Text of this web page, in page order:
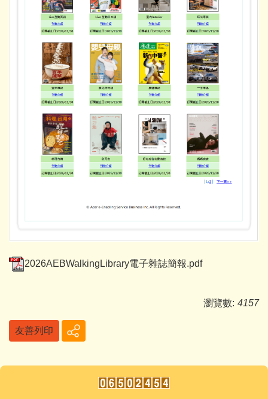
2026AEBWalkingLibrary電子雜誌簡報.pdf
瀏覽數: 4157
友善列印